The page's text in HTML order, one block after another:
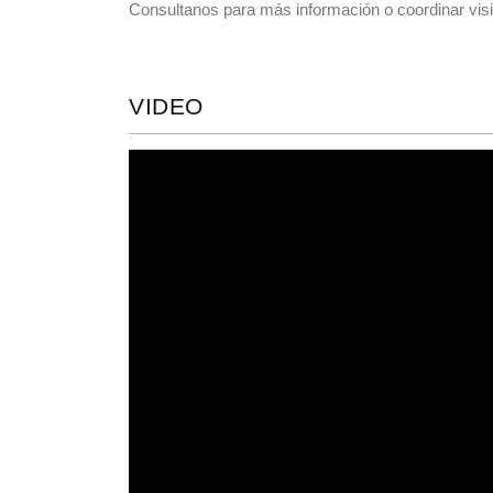
Consultanos para más información o coordinar
VIDEO